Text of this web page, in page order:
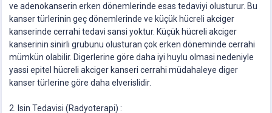
ve adenokanserin erken dönemlerinde esas tedaviyi olusturur. Bu
kanser türlerinin geç dönemlerinde ve küçük hücreli akciger
kanserinde cerrahi tedavi sansi yoktur. Küçük hücreli akciger
kanserinin sinirli grubunu olusturan çok erken döneminde cerrahi
mümkün olabilir. Digerlerine göre daha iyi huylu olmasi nedeniyle
yassi epitel hücreli akciger kanseri cerrahi müdahaleye diger
kanser türlerine göre daha elverislidir.
2. Isin Tedavisi (Radyoterapi) :